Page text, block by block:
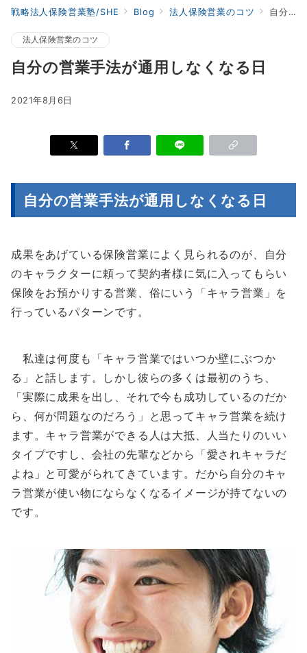
戦略法人保険営業塾/SHE Blog 法人保険営業のコツ 自分の営業手法が通用しなくなる日
法人保険営業のコツ
自分の営業手法が通用しなくなる日
2021年8月6日
自分の営業手法が通用しなくなる日
成果をあげている保険営業によく見られるのが、自分
のキャラクターに頼って契約者様に気に入ってもらい
保険をお預かりする営業、俗にいう「キャラ営業」を
行っているパターンです。
私達は何度も「キャラ営業ではいつか壁にぶつか
る」と話します。しかし彼らの多くは最初のうち、
「実際に成果を出し、それで今も成功しているのだか
ら、何が問題なのだろう」と思ってキャラ営業を続け
ます。キャラ営業ができる人は大抵、人当たりのいい
タイプですし、会社の先輩などから「愛されキャラだ
よね」と可愛がられてきています。だから自分のキャ
ラ営業が使い物にならなくなるイメージが持てないの
です。